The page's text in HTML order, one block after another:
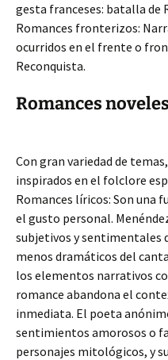
gesta franceses: batalla de
Romances fronterizos:
ocurridos en el frente o
Reconquista.
Romances
Con gran variedad de
inspirados en el folclore
Romances líricos: Son una
el gusto personal.
subjetivos y sentimentales
menos dramáticos del
los elementos narrativos
romance abandona el
inmediata. El poeta
sentimientos amorosos o
personajes mitológicos, y